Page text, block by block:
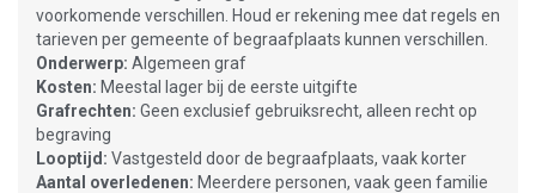
voorkomende verschillen. Houd er rekening mee dat regels en
tarieven per gemeente of begraafplaats kunnen verschillen.
Onderwerp: Algemeen graf
Kosten: Meestal lager bij de eerste uitgifte
Grafrechten: Geen exclusief gebruiksrecht, alleen recht op
begraving
Looptijd: Vastgesteld door de begraafplaats, vaak korter
Aantal overledenen: Meerdere personen, vaak geen familie